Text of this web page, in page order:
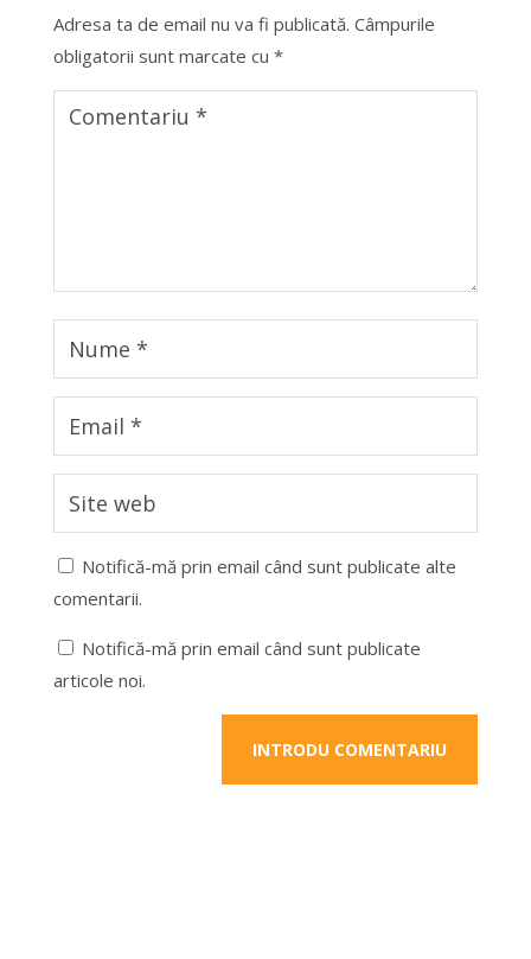
Adresa ta de email nu va fi publicată. Câmpurile
obligatorii sunt marcate cu *
Notifică-mă prin email când sunt publicate alte
comentarii.
Notifică-mă prin email când sunt publicate
articole noi.
INTRODU COMENTARIU